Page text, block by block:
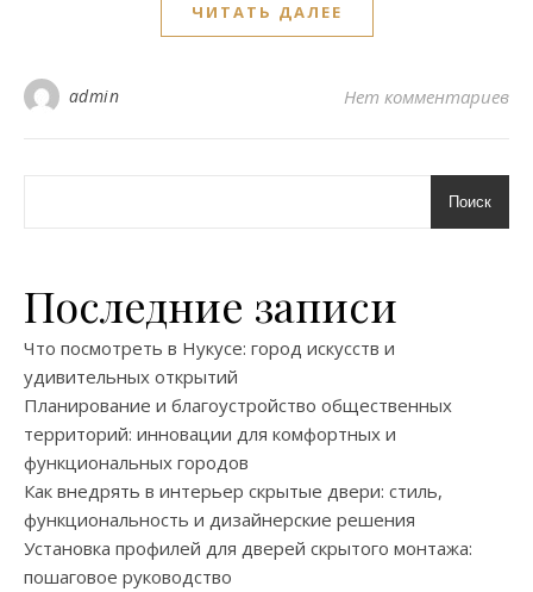
ЧИТАТЬ ДАЛЕЕ
admin Нет комментариев
Поиск
Последние записи
Что посмотреть в Нукусе: город искусств и
удивительных открытий
Планирование и благоустройство общественных
территорий: инновации для комфортных и
функциональных городов
Как внедрять в интерьер скрытые двери: стиль,
функциональность и дизайнерские решения
Установка профилей для дверей скрытого монтажа:
пошаговое руководство